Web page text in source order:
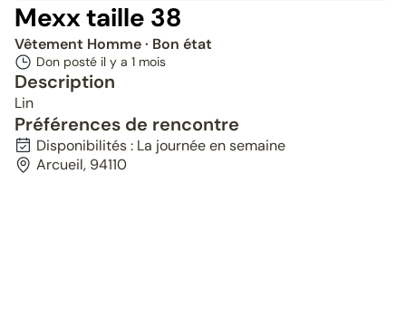
Mexx taille 38
Vêtement Homme· Bon état
Don posté il y a 1 mois
Description
Lin
Préférences de rencontre
Disponibilités : La journée en semaine
Arcueil, 94110